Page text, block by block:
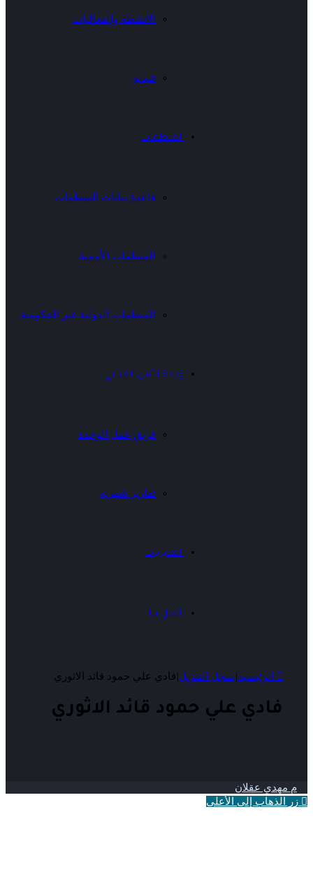
الانشطة والفعاليات
فيديو
المنظمات
قاعدة بيانات المنظمات
المنظمات الأممية
المنظمات الدولية غير الحكومية
وحدة الأمن الغذائي
فريق عمل الوحدة
تقارير شهرية
المديريات
اتصل بنا
الرئيسية|سجل التنزيل|فادي علي حمود قائد الاثوري
فادي علي حمود قائد الاثوري
م مهدي عقلان
زر الذهاب إلى الأعلى